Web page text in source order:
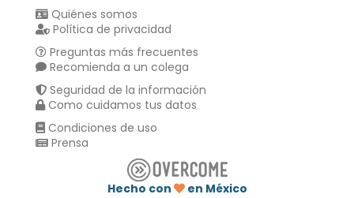
Quiénes somos
Política de privacidad
Preguntas más frecuentes
Recomienda a un colega
Seguridad de la información
Como cuidamos tus datos
Condiciones de uso
Prensa
Hecho con en México